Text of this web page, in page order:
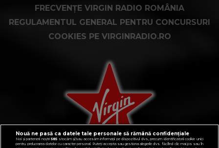
FRECVENȚE VIRGIN RADIO ROMÂNIA
REGULAMENTUL GENERAL PENTRU CONCURSURI
COOKIES PE VIRGINRADIO.RO
Nouă ne pasă ca datele tale personale să rămână confidențiale
Noi și partenerii noștri585 stocăm și/sau accesăm informații pe dispozitivul dvs., precum identificatorii cookie unici
pentru prelucrarea datelor cu caracter personal. Puteți accepta sau gestiona alegerile dvs. făcând clic mai jos sau în